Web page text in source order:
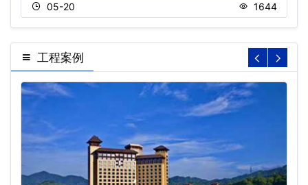
05-20 1644
工程案例